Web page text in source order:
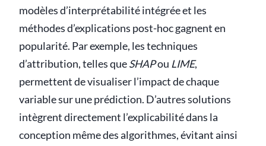
modèles d’interprétabilité intégrée et les
méthodes d’explications post-hoc gagnent en
popularité. Par exemple, les techniques
d’attribution, telles queSHAPou LIME,
permettent de visualiser l’impact de chaque
variable sur une prédiction. D’autres solutions
intègrent directement l’explicabilité dans la
conception même des algorithmes, évitant ainsi